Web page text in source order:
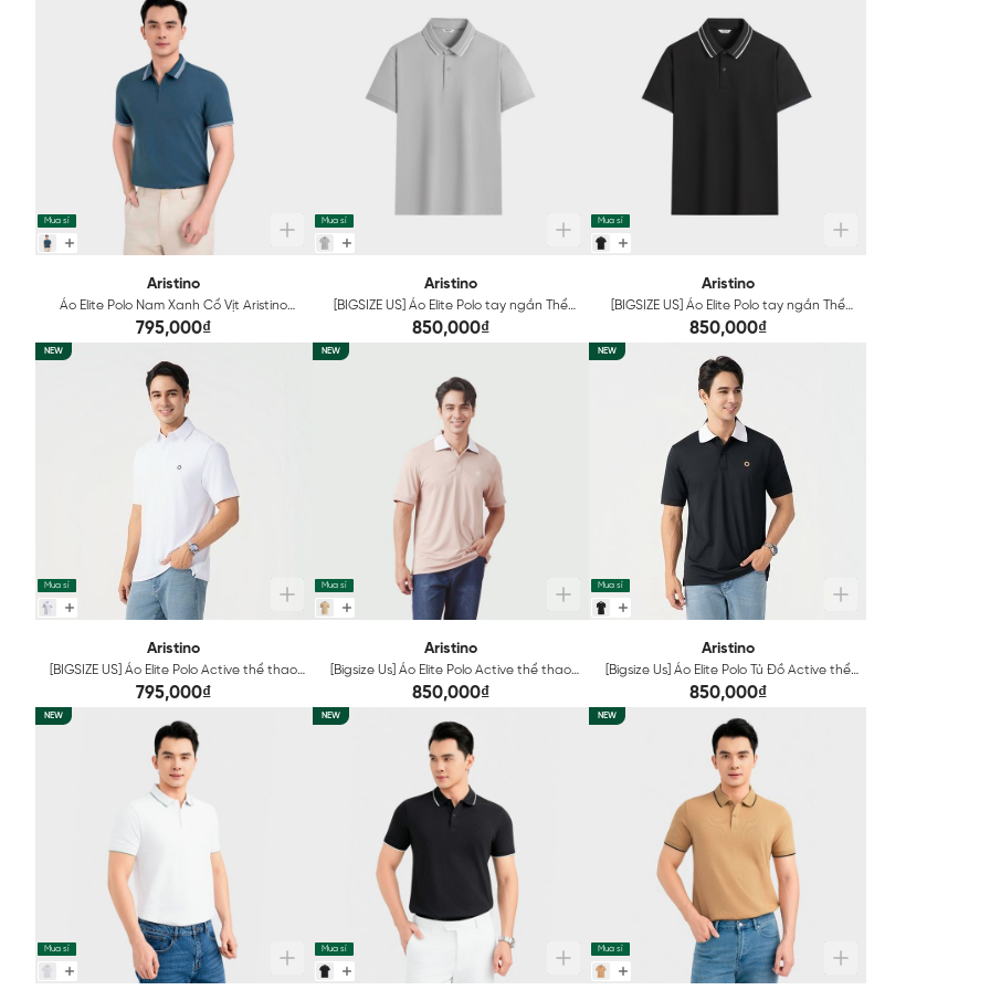
Mua sỉ
Aristino
Áo Elite Polo Nam Xanh Cổ Vịt Aristino
Regular Fit APS010EDP01
795,000₫
Mua sỉ
Aristino
[BIGSIZE US] Áo Elite Polo tay ngắn Thể
Thao Nam Xám Aristino Bluesign®
Approved fabric APS009EGP01
850,000₫
Mua sỉ
Aristino
[BIGSIZE US] Áo Elite Polo tay ngắn Thể
Thao Nam Đen Aristino Bluesign®
850,000₫
NEW
Mua sỉ
Aristino
[BIGSIZE US] Áo Elite Polo Active thể thao
Nam Trắng Aristino tay ngắn phù hợp di
795,000₫
NEW
Mua sỉ
Aristino
[Bigsize Us] Áo Elite Polo Active thể thao
Nâu Nam Aristino tay ngắn phù hợp di
850,000₫
NEW
Mua sỉ
Aristino
[Bigsize Us] Áo Elite Polo Tủ Đồ Active thể
thao Đen Nam Aristino tay ngắn phù hợp
850,000₫
NEW
Mua sỉ
NEW
Mua sỉ
NEW
Mua sỉ